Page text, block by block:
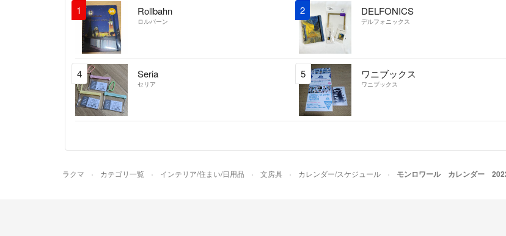
メル
☆基
は、
☆ま
基本
☆梱
が、
1 Rollbahn
ロルバーン
2 DELFONICS
デルフォニックス
4 Seria
セリア
5 ワニブックス
ワニブックス
ラクマ カテゴリ一覧 インテリア/住まい/日用品 文房具 カレンダー/スケジュール モンロワール カレンダー